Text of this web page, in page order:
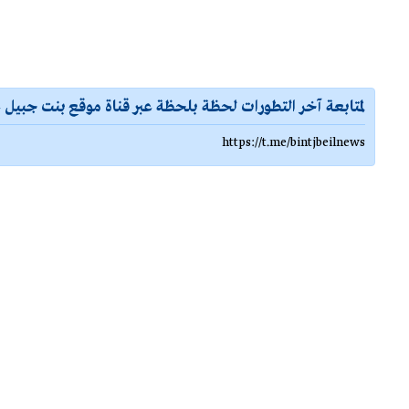
لمتابعة آخر التطورات لحظة بلحظة عبر قناة موقع بنت جبيل
https://t.me/bintjbeilnews